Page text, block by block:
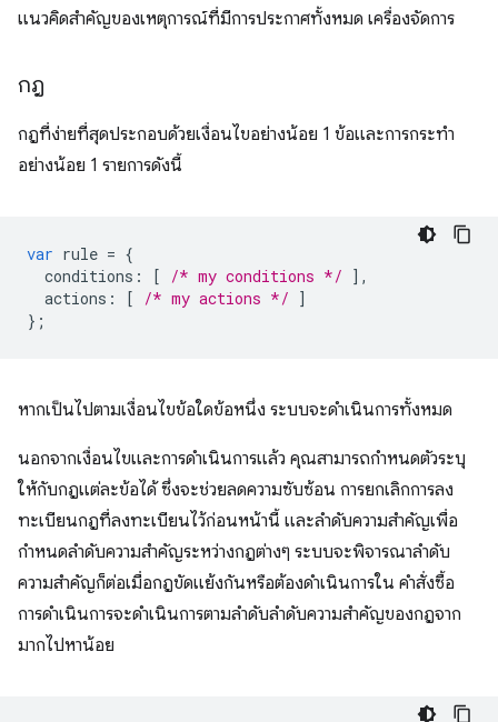
แนวคิดสําคัญของเหตุการณ์ที่มีการประกาศทั้งหมด เครื่องจัดการ
กฎ
กฎที่ง่ายที่สุดประกอบด้วยเงื่อนไขอย่างน้อย 1 ข้อและการกระทำ
อย่างน้อย 1 รายการดังนี้
var rule = {
conditions : [ /* my conditions */ ],
actions : [ /* my actions */ ]
};
หากเป็นไปตามเงื่อนไขข้อใดข้อหนึ่ง ระบบจะดำเนินการทั้งหมด
นอกจากเงื่อนไขและการดำเนินการแล้ว คุณสามารถกำหนดตัวระบุ
ให้กับกฎแต่ละข้อได้ ซึ่งจะช่วยลดความซับซ้อน การยกเลิกการลง
ทะเบียนกฎที่ลงทะเบียนไว้ก่อนหน้านี้ และลำดับความสำคัญเพื่อ
กำหนดลำดับความสำคัญระหว่างกฎต่างๆ ระบบจะพิจารณาลำดับ
ความสำคัญก็ต่อเมื่อกฎขัดแย้งกันหรือต้องดำเนินการใน คำสั่งซื้อ
การดำเนินการจะดำเนินการตามลำดับลำดับความสำคัญของกฎจาก
มากไปหาน้อย